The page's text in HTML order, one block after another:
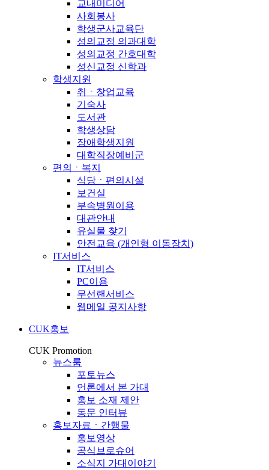
교내미디어
사회봉사
학생군사교육단
성의교정 의과대학
성의교정 간호대학
성신교정 신학과
학생지원
취ㆍ창업교육
기숙사
도서관
학생상담
장애학생지원
대학직장예비군
편의ㆍ복지
식당ㆍ편의시설
보건실
부속병원이용
대관안내
유실물 찾기
안전교육 (개인형 이동장치)
IT서비스
IT서비스
PC이용
무선랜서비스
웹메일 공지사항
CUK홍보
CUK Promotion
뉴스룸
포토뉴스
언론에서 본 가대
홍보 소재 제안
동문 인터뷰
홍보자료ㆍ간행물
홍보영상
공식브로슈어
소식지 가대이야기